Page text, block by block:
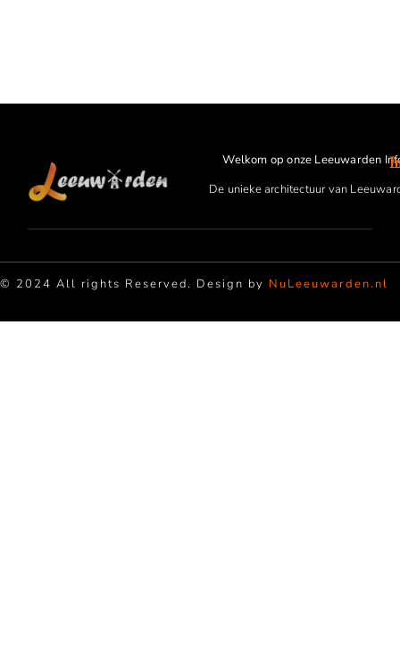
Welkom op onze Leeuwarden
De unieke architectuur van
© 2024 All rights Reserved. Design by NuLeeuwarden.nl